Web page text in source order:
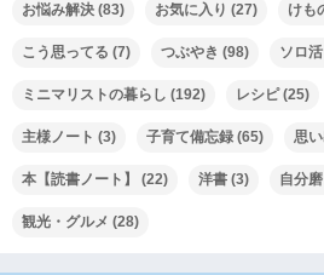
お悩み解決 (83) お気に入り (27) けも
こう思ってる (7) つぶやき (98) ソロ活
ミニマリストの暮らし (192) レシピ(25)
主様ノート (3) 子育て備忘録 (65) 思
本【読書ノート】 (22) 洋書 (3) 自分磨
観光・グルメ (28)